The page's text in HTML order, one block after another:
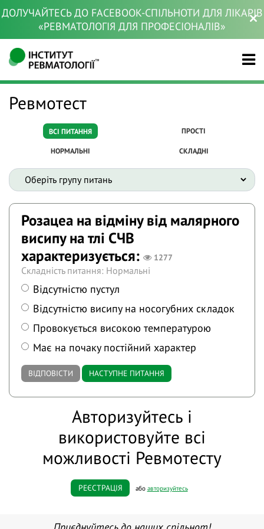
ДОЛУЧАЙТЕСЬ ДО FACEBOOK-СПІЛЬНОТИ ДЛЯ ЛІКАРІВ
«РЕВМАТОЛОГІЯ ДЛЯ ПРОФЕСІОНАЛІВ»
Ревмотест
ВСІ ПИТАННЯ ПРОСТІ
НОРМАЛЬНІ СКЛАДНІ
Розацеа на відміну від малярного
висипу на тлі СЧВ
характеризується:
1277
Складність питання: Нормальні
Відсутністю пустул
Відсутністю висипу на носогубних складок
Провокується високою температурою
Має на почаку постійний характер
ВІДПОВІСТИ НАСТУПНЕ ПИТАННЯ
Авторизуйтесь і
використовуйте всі
можливості Ревмотесту
РЕЄСТРАЦІЯ або авторизуйтесь